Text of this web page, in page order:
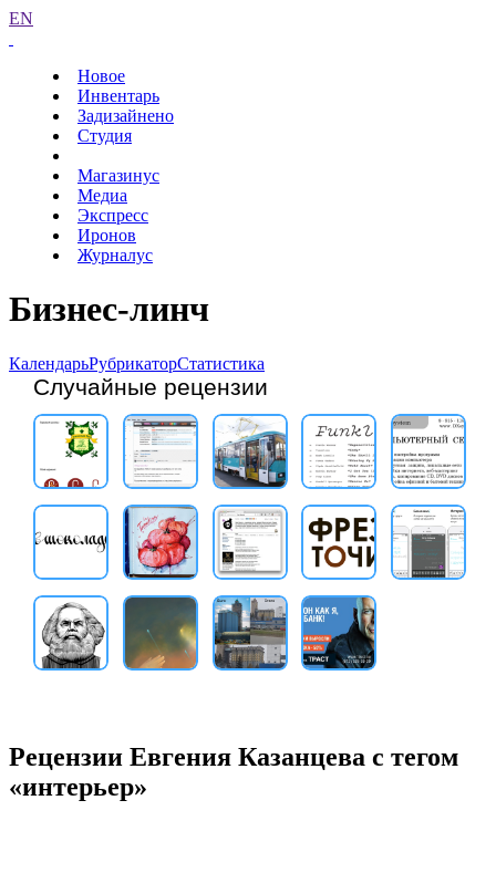
EN
Новое
Инвентарь
Задизайнено
Студия
Магазинус
Медиа
Экспресс
Иронов
Журналус
Бизнес-линч
КалендарьРубрикаторСтатистика
Случайные рецензии
Рецензии Евгения Казанцева с тегом
«интерьер»